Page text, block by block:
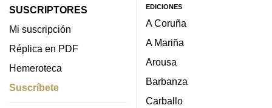
SUSCRIPTORES
Mi suscripción
Réplica en PDF
Hemeroteca
Suscríbete
EDICIONES
A Coruña
A Mariña
Arousa
Barbanza
Carballo